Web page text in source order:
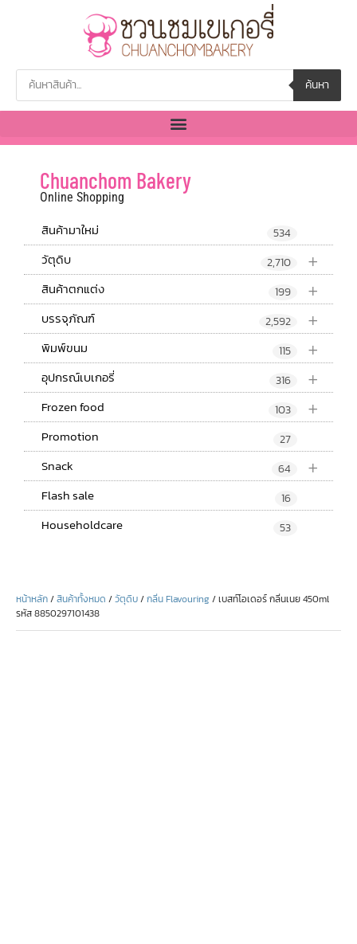
ค้นหา
Chuanchom Bakery
Online Shopping
สินค้ามาใหม่ 534
+
วัตุดิบ 2,710
+
สินค้าตกแต่ง 199
+
บรรจุภัณฑ์ 2,592
+
พิมพ์ขนม 115
+
อุปกรณ์เบเกอรี่ 316
+
Frozen food 103
Promotion 27
+
Snack 64
Flash sale 16
Householdcare 53
หน้าหลัก/สินค้าทั้งหมด /วัตุดิบ/กลิ่น Flavouring / เบสท์โอเดอร์ กลิ่นเนย 450ml
รหัส 8850297101438